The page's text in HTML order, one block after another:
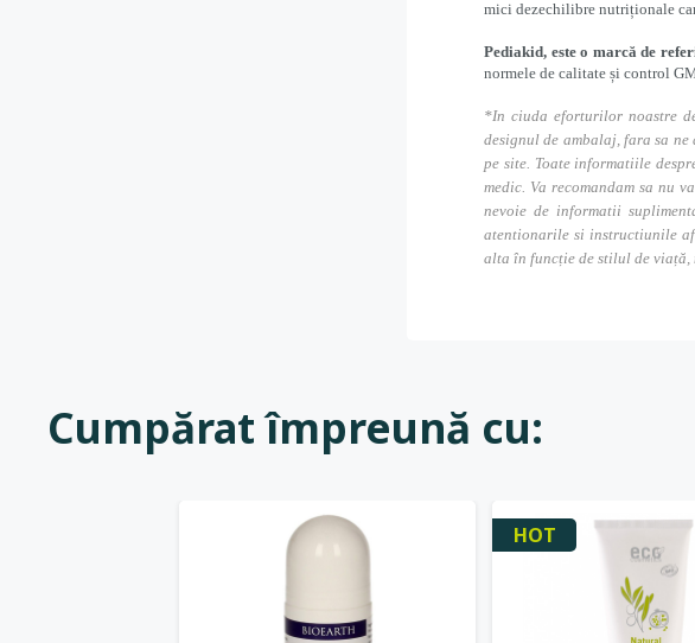
mici dezechilibre nutriționale
Pediakid, este o marcă de
normele de calitate și control
*In ciuda eforturilor noastre
designul de ambalaj, fara sa
pe site. Toate informatiile
medic. Va recomandam sa nu
nevoie de informatii
atentionarile si instructiunile
alta în funcție de stilul de viață,
Cumpărat împreună cu:
HOT